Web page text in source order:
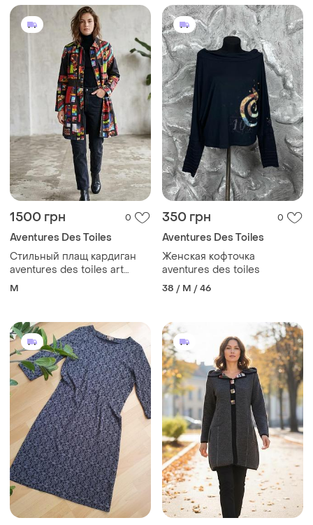
1500 грн 0
Aventures Des Toiles
Стильный плащ кардиган
aventures des toiles art
&amp; pret a porte франция
M
350 грн 0
Aventures Des Toiles
Женская кофточка
aventures des toiles
38 / M / 46